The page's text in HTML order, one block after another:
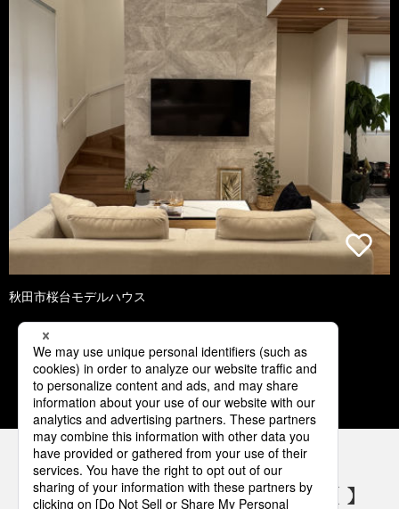
秋田市桜台モデルハウス
1 2 3 4 5
パナソニックの電気設備 SNSアカウント